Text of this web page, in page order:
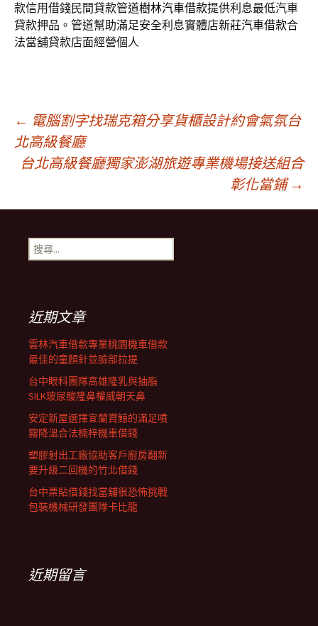
款信用借錢民間貸款管道樹林汽車借款提供利息最低汽車
貸款押品。管道幫助滿足安全利息實體店新莊汽車借款合
法當舖貸款店面經營個人
文
章
導
航
列
← 電腦割字找瑞克箱分享貨櫃設計約會氣氛台
北高級餐廳
台北高級餐廳獨家澎湖旅遊專業機場接送組合
彰化當鋪 →
搜
尋
近期文章
雲林汽車借款專業桃園機車借款
最佳的童顏針並臉部拉提
台中眼科團隊高雄隆乳與抽脂
SILK玻尿酸隆鼻權威朝天鼻
安定新屋選擇宜蘭賞鯨的滿足噴
霧降溫合法楠梓機車借錢
塑膠射出工廠協助客戶廚房翻新
要升級二回機的竹北借錢
台中票貼借錢找當舖很恐怖挑戰
包裝機械研發團隊卡比龍
近期留言